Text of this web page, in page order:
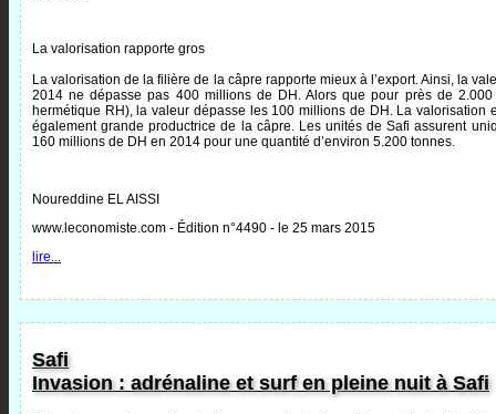
La valorisation rapporte gros
La valorisation de la filière de la câpre rapporte mieux à l’export. Ainsi, la
2014 ne dépasse pas 400 millions de DH. Alors que pour près de
hermétique RH), la valeur dépasse les 100 millions de DH. La valorisation
également grande productrice de la câpre. Les unités de Safi assurent
160 millions de DH en 2014 pour une quantité d’environ 5.200 tonnes.
Noureddine EL AISSI
www.leconomiste.com - Édition n°4490 - le 25 mars 2015
lire...
Safi
Invasion : adrénaline et surf en pleine nuit à Safi